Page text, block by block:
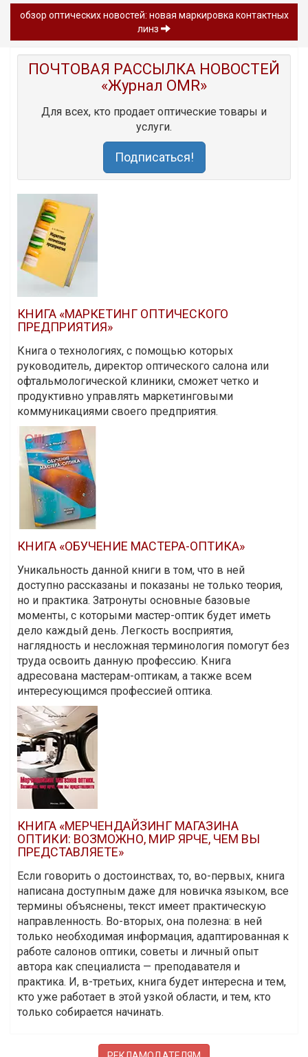
обзор oптических новостей: новая маркировка контактных
линз
ПОЧТОВАЯ РАССЫЛКА НОВОСТЕЙ
«Журнал OMR»
Для всех, кто продает оптические товары и
услуги.
Подписаться!
КНИГА «МАРКЕТИНГ ОПТИЧЕСКОГО
ПРЕДПРИЯТИЯ»
Книга о технологиях, с помощью которых
руководитель, директор оптического салона или
офтальмологической клиники, сможет четко и
продуктивно управлять маркетинговыми
коммуникациями своего предприятия.
КНИГА «ОБУЧЕНИЕ МАСТЕРА-ОПТИКА»
Уникальность данной книги в том, что в ней
доступно рассказаны и показаны не только теория,
но и практика. Затронуты основные базовые
моменты, с которыми мастер-оптик будет иметь
дело каждый день. Легкость восприятия,
наглядность и несложная терминология помогут без
труда освоить данную профессию. Книга
адресована мастерам-оптикам, а также всем
интересующимся профессией оптика.
КНИГА «МЕРЧЕНДАЙЗИНГ МАГАЗИНА
ОПТИКИ: ВОЗМОЖНО, МИР ЯРЧЕ, ЧЕМ ВЫ
ПРЕДСТАВЛЯЕТЕ»
Если говорить о достоинствах, то, во-первых, книга
написана доступным даже для новичка языком, все
термины объяснены, текст имеет практическую
направленность. Во-вторых, она полезна: в ней
только необходимая информация, адаптированная к
работе салонов оптики, советы и личный опыт
автора как специалиста — преподавателя и
практика. И, в-третьих, книга будет интересна и тем,
кто уже работает в этой узкой области, и тем, кто
только собирается начинать.